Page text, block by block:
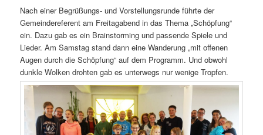
Nach einer Begrüßungs- und Vorstellungsrunde führte der
Gemeindereferent am Freitagabend in das Thema „Schöpfung“
ein. Dazu gab es ein Brainstorming und passende Spiele und
Lieder. Am Samstag stand dann eine Wanderung „mit offenen
Augen durch die Schöpfung“ auf dem Programm. Und obwohl
dunkle Wolken drohten gab es unterwegs nur wenige Tropfen.